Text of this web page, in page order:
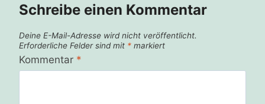
Schreibe einen Kommentar
Deine E-Mail-Adresse wird nicht veröffentlicht.
Erforderliche Felder sind mit * markiert
Kommentar *